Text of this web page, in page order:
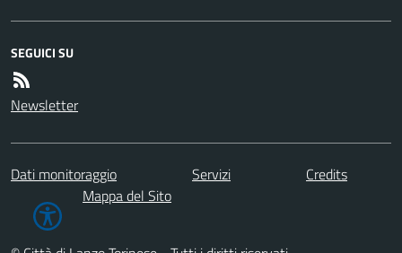
SEGUICI SU
Newsletter
Dati monitoraggio Servizi
Credits
Mappa del Sito